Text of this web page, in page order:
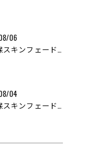
06
【佐世保スキンフェード】
04
【佐世保スキンフェード】